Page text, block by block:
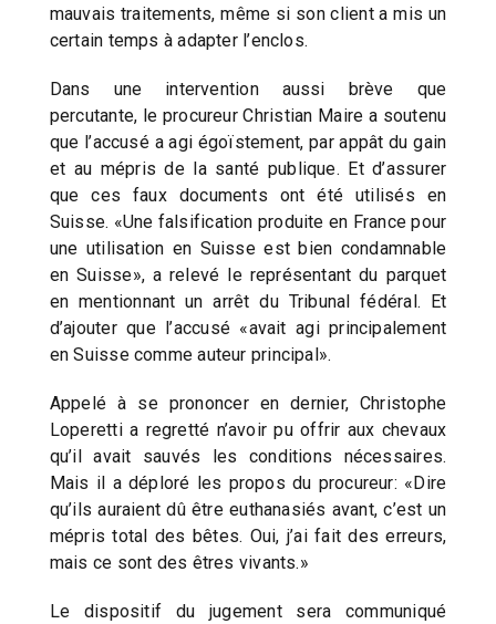
mauvais traitements, même si son client a mis un
certain temps à adapter l’enclos.
Dans une intervention aussi brève que
percutante, le procureur Christian Maire a soutenu
que l’accusé a agi égoïstement, par appât du gain
et au mépris de la santé publique. Et d’assurer
que ces faux documents ont été utilisés en
Suisse. «Une falsification produite en France pour
une utilisation en Suisse est bien condamnable
en Suisse», a relevé le représentant du parquet
en mentionnant un arrêt du Tribunal fédéral. Et
d’ajouter que l’accusé «avait agi principalement
en Suisse comme auteur principal».
Appelé à se prononcer en dernier, Christophe
Loperetti a regretté n’avoir pu offrir aux chevaux
qu’il avait sauvés les conditions nécessaires.
Mais il a déploré les propos du procureur: «Dire
qu’ils auraient dû être euthanasiés avant, c’est un
mépris total des bêtes. Oui, j’ai fait des erreurs,
mais ce sont des êtres vivants.»
Le dispositif du jugement sera communiqué